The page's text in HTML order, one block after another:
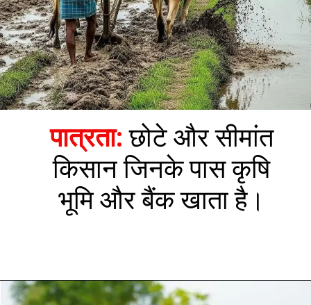
पात्रता: छोटे और सीमांत
किसान जिनके पास कृषि
भूमि और बैंक खाता है।